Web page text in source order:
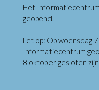
Het
geopend.
Let op: Op woensdag
Informatiecentrum
8 oktober gesloten zijn.